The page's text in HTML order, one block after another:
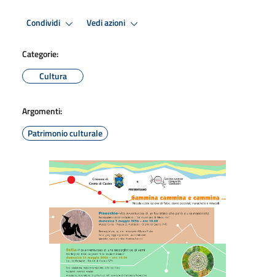
Condividi Vedi azioni
Categorie:
Cultura
Argomenti:
Patrimonio culturale